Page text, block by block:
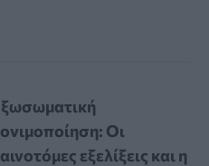
Οι
εξελίξεις και η